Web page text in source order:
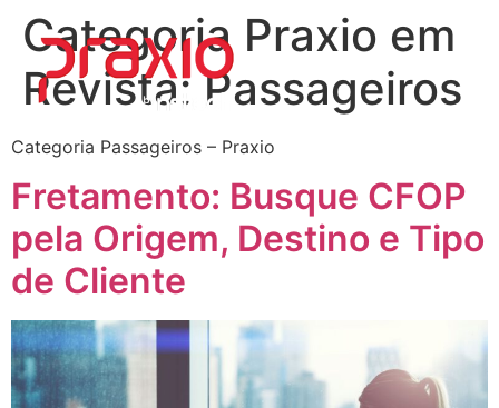
Categoria Praxio em
Revista:Passageiros
Categoria Passageiros – Praxio
Fretamento: Busque CFOP
pela Origem, Destino e Tipo
de Cliente